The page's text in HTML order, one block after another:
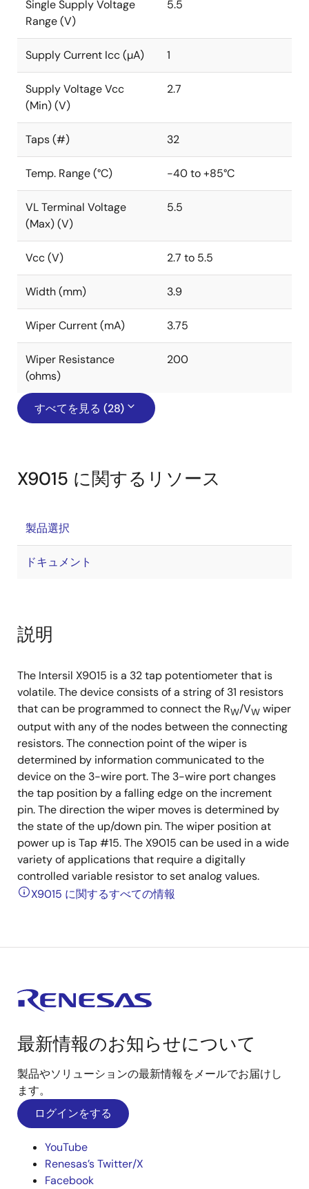
Single Supply Voltage
Range (V)
5.5
Supply Current Icc (µA) 1
Supply Voltage Vcc
(Min) (V)
2.7
Taps (#) 32
Temp. Range (°C) -40 to +85°C
VL Terminal Voltage
(Max) (V)
5.5
Vcc (V) 2.7 to 5.5
Width (mm) 3.9
Wiper Current (mA) 3.75
Wiper Resistance
(ohms)
200
すべてを見る (28)
X9015 に関するリソース
製品選択
ドキュメント
説明
The Intersil X9015 is a 32 tap potentiometer that is
volatile. The device consists of a string of 31 resistors
that can be programmed to connect the RW/VW wiper
output with any of the nodes between the connecting
resistors. The connection point of the wiper is
determined by information communicated to the
device on the 3-wire port. The 3-wire port changes
the tap position by a falling edge on the increment
pin. The direction the wiper moves is determined by
the state of the up/down pin. The wiper position at
power up is Tap #15. The X9015 can be used in a wide
variety of applications that require a digitally
controlled variable resistor to set analog values.
X9015 に関するすべての情報
最新情報のお知らせについて
製品やソリューションの最新情報をメールでお届けし
ます。
ログインをする
YouTube
Renesas’s Twitter/X
Facebook